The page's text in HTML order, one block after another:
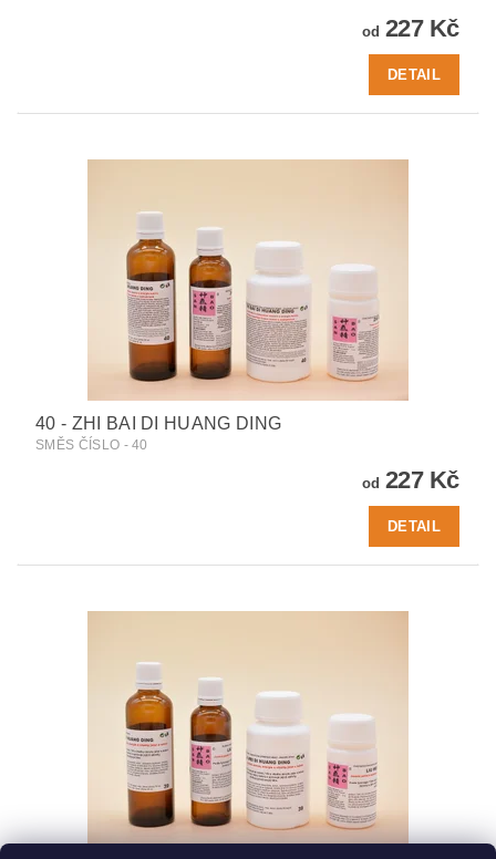
od 227 Kč
DETAIL
40 - ZHI BAI DI HUANG DING
SMĚS ČÍSLO - 40
od 227 Kč
DETAIL